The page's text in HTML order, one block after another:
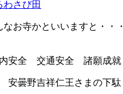
お寺かといいますと・・・
安全 交通安全 諸願成就
安曇野吉祥仁王さまの下駄